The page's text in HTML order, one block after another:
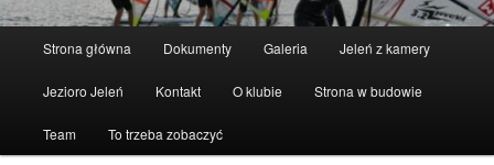
Strona główna Dokumenty Galeria Jeleń z kamery
Jezioro Jeleń Kontakt O klubie Strona w budowie
Team To trzeba zobaczyć